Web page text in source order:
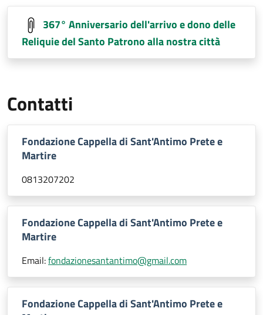
367° Anniversario dell'arrivo e dono delle
Reliquie del Santo Patrono alla nostra città
Contatti
Fondazione Cappella di Sant'Antimo Prete e
Martire
0813207202
Fondazione Cappella di Sant'Antimo Prete e
Martire
Email:fondazionesantantimo@gmail.com
Fondazione Cappella di Sant'Antimo Prete e